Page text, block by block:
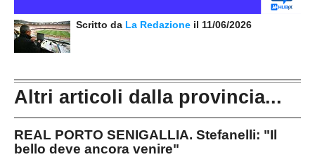
Scritto da La Redazione il 11/06/2026
Altri articoli dalla provincia...
REAL PORTO SENIGALLIA. Stefanelli: "Il
bello deve ancora venire"